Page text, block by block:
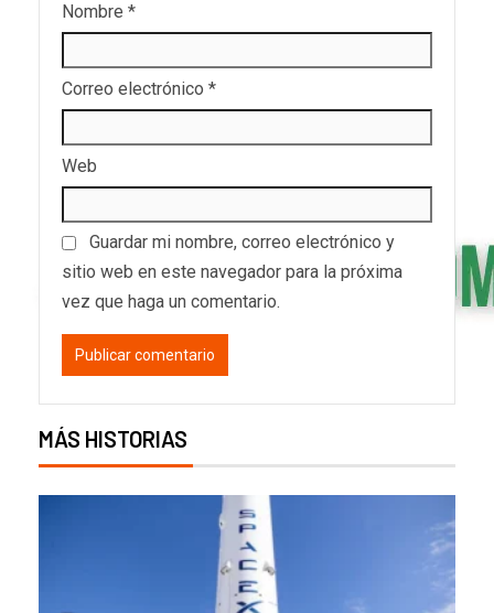
Nombre *
Correo electrónico *
Web
Guardar mi nombre, correo electrónico y
sitio web en este navegador para la próxima
vez que haga un comentario.
MÁS HISTORIAS